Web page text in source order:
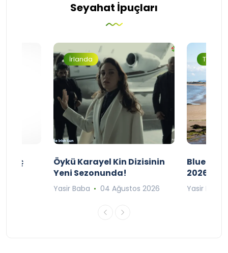
Seyahat İpuçları
Maç
İrlanda
Öykü Karayel Kin Dizisinin
Yeni Sezonunda!
Yasir Baba 04 Ağustos 2026
Turizm
Blue
2026
Yasir Baba